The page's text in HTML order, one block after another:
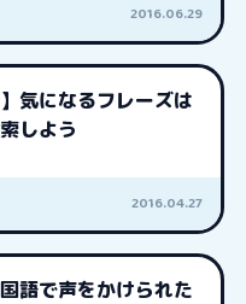
2016.06.29
気になるフレーズは
しよう
2016.04.27
語で声をかけられた